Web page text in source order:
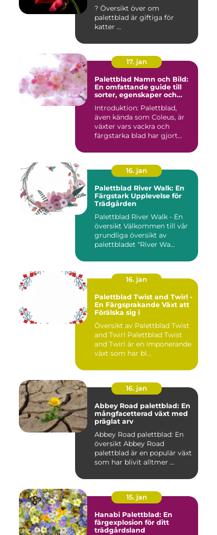
? Översikt över om
palettblad är giftiga för
katter ...
17. jan
Palettblad Namn och Bild:
En omfattande guide till
sorter, egenskaper och
Introduktion: Palettblad,
även kända som Coleus, är
växter vars vackra och
färgstarka blad har gjort...
16. jan
Palettblad River Walk: En
Färgstark Upplevelse för
Trädgården
Palettblad River Walk - En
översikt Välkommen till vår
grundliga översikt av
palettbladet "River Wa...
16. jan
Palettblad Twist and Twirl -
En Färgsprakande Växt att
Förälska sig i
Översikt av Palettblad Twist
and Twirl Palettblad Twist
and Twirl är en imponerande
växt som har bl...
16. jan
Abbey Road palettblad: En
mångfacetterad växt med
präglat arv
Abbey Road palettblad: En
översikt Abbey Road
palettblad är en populär växt
som har blivit alltmer ...
15. jan
Hanabi Palettblad: En
färgexplosion för ditt
trädgårdsland